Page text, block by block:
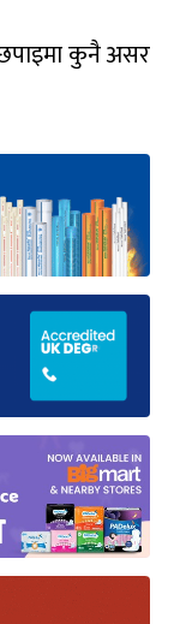
कुनै असर